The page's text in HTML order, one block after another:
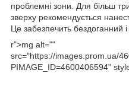
проблемні зони. Для більш
зверху рекомендується
Це забезпечить бездоганний
r">mg alt=""
src="https://images.prom.ua/
PIMAGE_ID=4600406594"